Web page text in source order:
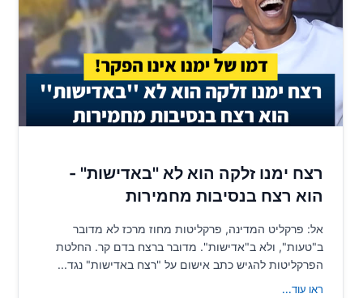
רצח ימנו זלקה הוא לא ''באדישות'' -
הוא רצח בנסיבות מחמירות
אל: פרקליט המדינה, פרקליטות מחוז מרכז לא מדובר
ב"טעות", ולא ב"אדישות". מדובר ברצח בדם קר. החלטת
הפרקליטות להגיש כתב אישום על "רצח באדישות" נגד...
ראו עוד...